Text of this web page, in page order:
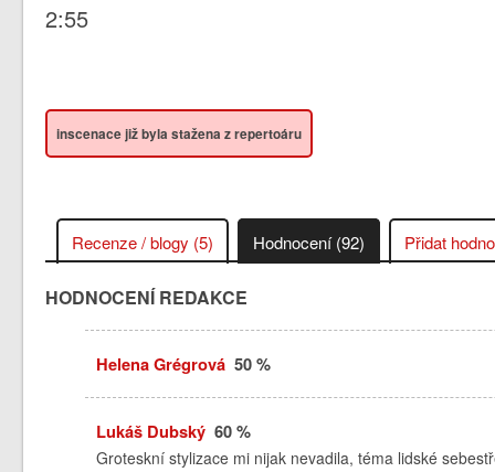
2:55
inscenace již byla stažena z repertoáru
Recenze / blogy (5) Hodnocení (92) Přidat
HODNOCENÍ REDAKCE
Helena Grégrová50 %
Lukáš Dubský60 %
Groteskní stylizace mi nijak nevadila, téma lidské